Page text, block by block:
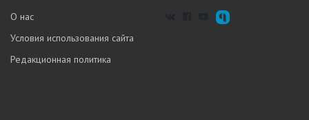
О нас
Условия использования сайта
Редакционная политика